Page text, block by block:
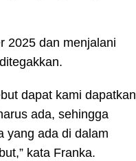
2025 dan menjalani
dapat kami dapatkan
ada, sehingga
yang ada di dalam
kata Franka.